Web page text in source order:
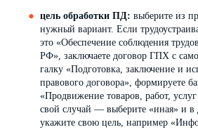
цель обработки ПД: выберите из
нужный вариант. Если
это «Обеспечение соблюдения
РФ», заключаете договор ГПХ с
галку «Подготовка, заключение и
правового договора», формируете
«Продвижение товаров, работ,
свой случай — выберите «иная» и в
укажите свою цель, например